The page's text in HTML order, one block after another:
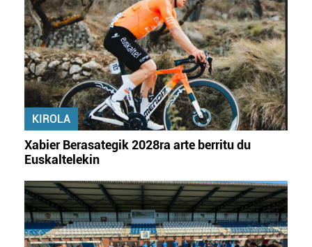
KIROLA
Xabier Berasategik 2028ra arte berritu du
Euskaltelekin